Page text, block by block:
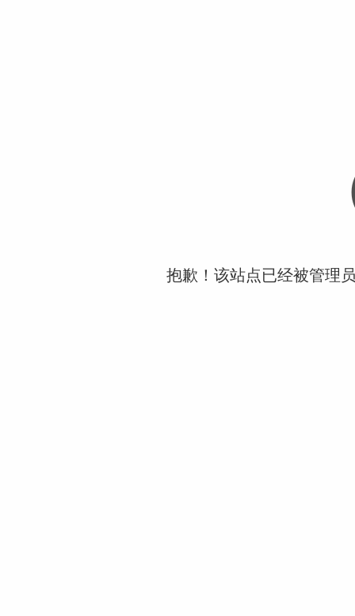
抱歉！该站点已经被管理